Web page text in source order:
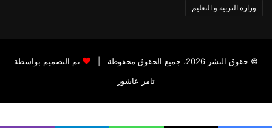
وزارة التربية و التعليم
© حقوق النشر 2026، جميع الحقوق محفوظة |
تم التصميم بواسطة
تامر عاشور